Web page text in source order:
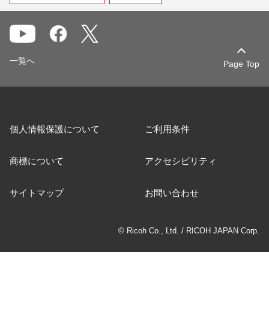
Page Top
一覧へ
個人情報保護について ご利用条件
商標について アクセシビリティ
サイトマップ お問い合わせ
© Ricoh Co., Ltd. / RICOH JAPAN Corp.